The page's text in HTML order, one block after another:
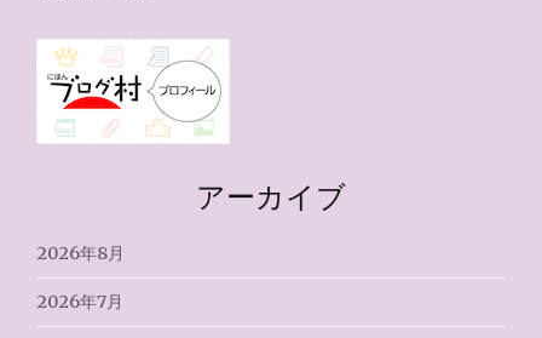
アーカイブ
2026年8月
2026年7月